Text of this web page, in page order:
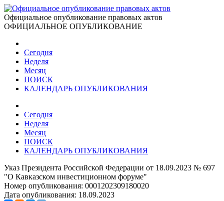
Официальное опубликование правовых актов
ОФИЦИАЛЬНОЕ ОПУБЛИКОВАНИЕ
Сегодня
Неделя
Месяц
ПОИСК
КАЛЕНДАРЬ ОПУБЛИКОВАНИЯ
Сегодня
Неделя
Месяц
ПОИСК
КАЛЕНДАРЬ ОПУБЛИКОВАНИЯ
Указ Президента Российской Федерации от 18.09.2023 № 697
"О Кавказском инвестиционном форуме"
Номер опубликования: 0001202309180020
Дата опубликования: 18.09.2023